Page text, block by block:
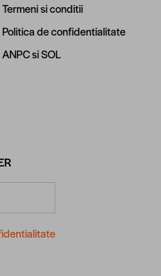
Termeni si conditii
Politica de confidentialitate
ANPCsiSOL